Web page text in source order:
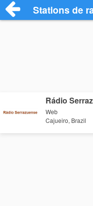
Stations de
Rádio
Web
Cajueiro, Brazil